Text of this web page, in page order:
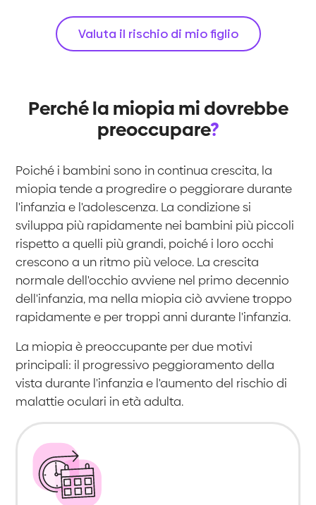
Valuta il rischio di mio figlio
Perché la miopia mi dovrebbe
preoccupare?
Poiché i bambini sono in continua crescita, la
miopia tende a progredire o peggiorare durante
l'infanzia e l'adolescenza. La condizione si
sviluppa più rapidamente nei bambini più piccoli
rispetto a quelli più grandi, poiché i loro occhi
crescono a un ritmo più veloce. La crescita
normale dell'occhio avviene nel primo decennio
dell'infanzia, ma nella miopia ciò avviene troppo
rapidamente e per troppi anni durante l'infanzia.
La miopia è preoccupante per due motivi
principali: il progressivo peggioramento della
vista durante l'infanzia e l'aumento del rischio di
malattie oculari in età adulta.